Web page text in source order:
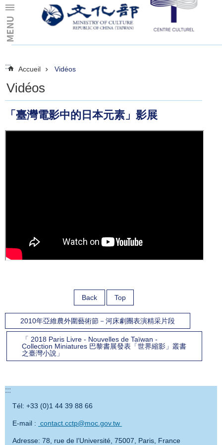
Skip to main content
:::
::: Accueil Vidéos
Vidéos
「臺灣電影中的日本元素」影展
Back Top
2010年亞維農外圍藝術節－河床劇團表演精采片段
「 2018 Paris Livre - Nouvelles de Taïwan -
Collection Miniatures 巴黎書展發表「世界縮影」叢書
之臺灣小說」
:::
Tél: +33 (0)1 44 39 88 66
E-mail : contact.cctp@moc.gov.tw
Adresse: 78, rue de l’Université, 75007, Paris, France